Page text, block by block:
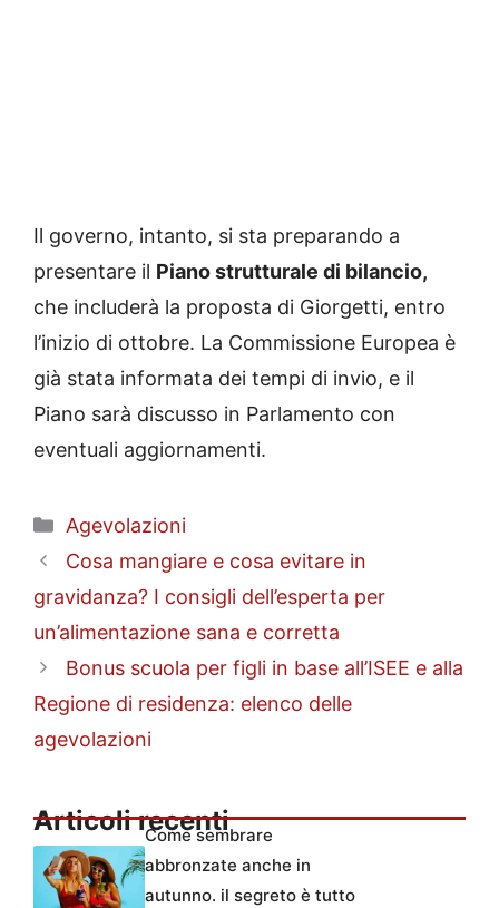
Il governo, intanto, si sta preparando a
presentare il Piano strutturale di bilancio,
che includerà la proposta di Giorgetti, entro
l’inizio di ottobre. La Commissione Europea è
già stata informata dei tempi di invio, e il
Piano sarà discusso in Parlamento con
eventuali aggiornamenti.
Categorie
Agevolazioni
Cosa mangiare e cosa evitare in
gravidanza? I consigli dell’esperta per
un’alimentazione sana e corretta
Bonus scuola per figli in base all’ISEE e alla
Regione di residenza: elenco delle
agevolazioni
Articoli recenti
Come sembrare
abbronzate anche in
autunno. il segreto è tutto